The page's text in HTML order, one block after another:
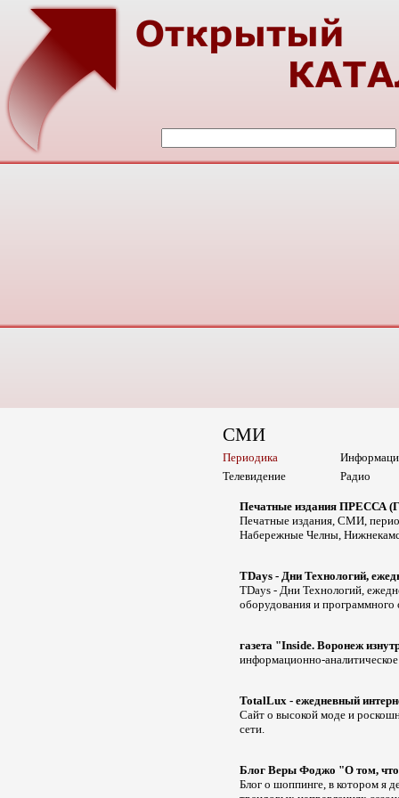
СМИ
Периодика
Телевидение
Радио
Печатные издания ПРЕССА
Печатные издания, СМИ,
Набережные Челны,
TDays - Дни Технологий,
TDays - Дни Технологий,
оборудования и
газета "Inside. Воронеж
информационно-
TotalLux - ежедневный
Сайт о высокой моде и
сети.
Блог Веры Фоджо "О том, что
Блог о шоппинге, в котором я